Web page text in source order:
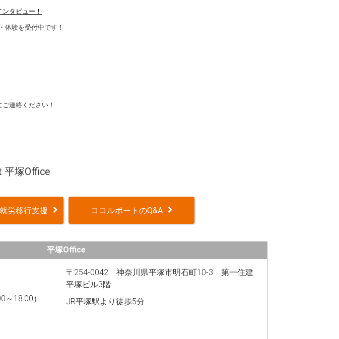
タビュー！
体験を受付中です！
連絡ください！
平塚Office
労移行支援 ココルポートのQ&A
平塚Office
18:00）
〒254-0042 神奈川県平塚市明石町10-3 第一住建
平塚ビル3階
JR平塚駅より徒歩5分